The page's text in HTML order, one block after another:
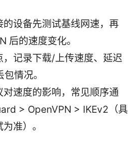
的设备先测试基线网速，再
后的速度变化。
，记录下载/上传速度、延迟
包情况。
对速度的影响，常见顺序通
> OpenVPN > IKEv2（具
准）。